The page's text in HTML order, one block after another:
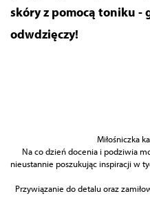
skóry z pomocą toniku -
odwdzięczy!
Miłośniczka
Na co dzień docenia i podziwia
nieustannie poszukując inspiracji w
Przywiązanie do detalu oraz